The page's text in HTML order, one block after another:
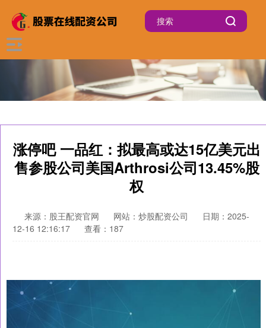
涨停吧 一品红：拟最高或达15亿美元出
售参股公司美国Arthrosi公司13.45%股
权
来源：股王配资官网 网站：炒股配资公司
日期：2025-
12-16 12:16:17
查看：187